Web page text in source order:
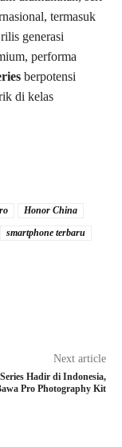
termasuk
generasi
performa
berpotensi
di kelas
Honor China
smartphone terbaru
Next article
Hadir di Indonesia,
Pro Photography Kit